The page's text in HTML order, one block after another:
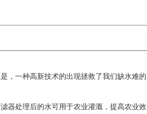
，一种高新技术的出现拯救了我们缺水难的
器处理后的水可用于农业灌溉，提高农业效